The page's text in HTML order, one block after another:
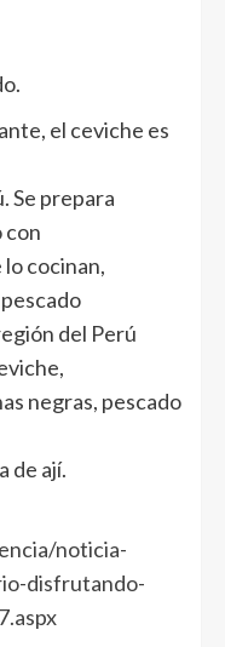
el ceviche es
Se prepara
con
cocinan,
del Perú
negras, pescado
de ají.
noticia-
disfrutando-